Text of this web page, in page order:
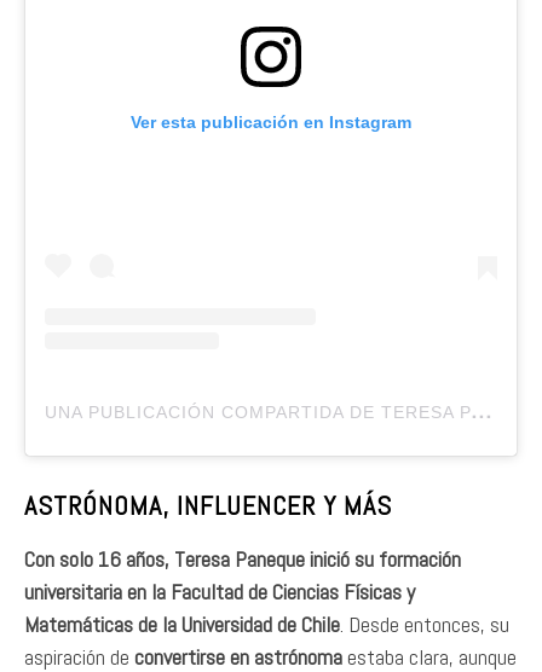
Ver esta publicación en Instagram
U
NA PUBLICACIÓN COMPARTIDA DE TERESA PANEQUE (@TEREPANEQUE)
ASTRÓNOMA, INFLUENCER Y MÁS
Con solo 16 años, Teresa Paneque inició su formación
universitaria en la Facultad de Ciencias Físicas y
Matemáticas de la Universidad de Chile. Desde entonces, su
aspiración de convertirse en astrónomaestaba clara, aunque